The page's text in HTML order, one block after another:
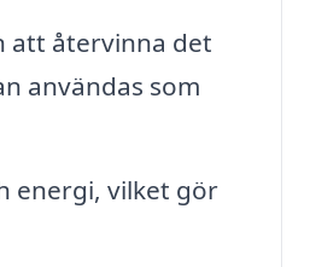
att återvinna det
användas som
energi, vilket gör